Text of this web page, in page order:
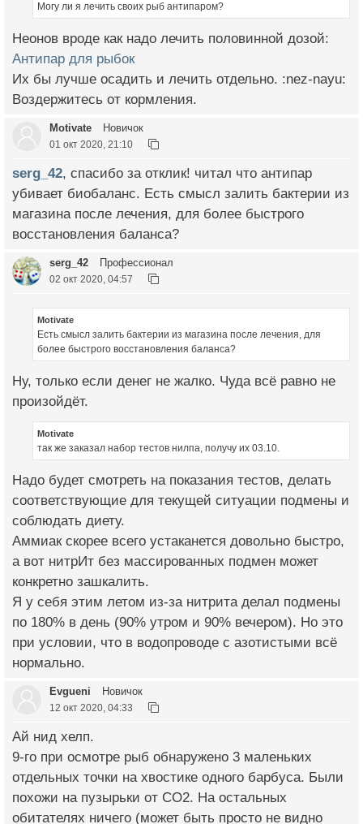
Могу ли я лечить своих рыб антипаром?
Неонов вроде как надо лечить половинной дозой:
Антипар для рыбок
Их бы лучше осадить и лечить отдельно. :nez-nayu:
Воздержитесь от кормления.
Motivate Новичок
01 окт 2020, 21:10
serg_42, спасибо за отклик! читал что антипар
убивает биобаланс. Есть смысл залить бактерии из
магазина после лечения, для более быстрого
восстановления баланса?
serg_42 Профессионал
02 окт 2020, 04:57
Motivate
Есть смысл залить бактерии из магазина после лечения, для
более быстрого восстановления баланса?
Ну, только если денег не жалко. Чуда всё равно не
произойдёт.
Motivate
так же заказал набор тестов нилпа, получу их 03.10.
Надо будет смотреть на показания тестов, делать
соответствующие для текущей ситуации подмены и
соблюдать диету.
Аммиак скорее всего устаканется довольно быстро,
а вот нитрИт без массированных подмен может
конкретно зашкалить.
Я у себя этим летом из-за нитрита делал подмены
по 180% в день (90% утром и 90% вечером). Но это
при условии, что в водопроводе с азотистыми всё
нормально.
Evgueni Новичок
12 окт 2020, 04:33
Ай нид хелп.
9-го при осмотре рыб обнаружено 3 маленьких
отдельных точки на хвостике одного барбуса. Были
похожи на пузырьки от СО2. На остальных
обитателях ничего (может быть просто не видно